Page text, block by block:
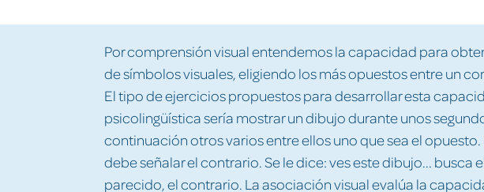
Por comprensión visual entendemos la capacidad para
de símbolos visuales, eligiendo los más opuestos entre un
El tipo de ejercicios propuestos para desarrollar esta
psicolingüística sería mostrar un dibujo durante unos
continuación otros varios entre ellos uno que sea el opuesto.
debe señalar el contrario. Se le dice: ves este dibujo... busca
parecido, el contrario. La asociación visual evalúa la